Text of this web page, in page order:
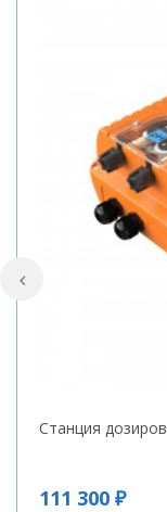
Станция
111 300 ₽